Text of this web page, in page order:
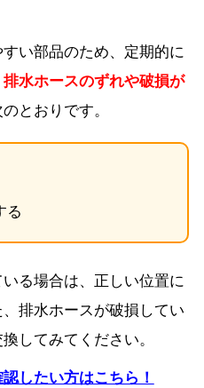
い部品のため、定期的に
排水ホースのずれや破損が
とおりです。
る
る場合は、正しい位置に
排水ホースが破損してい
してみてください。
したい方はこちら！